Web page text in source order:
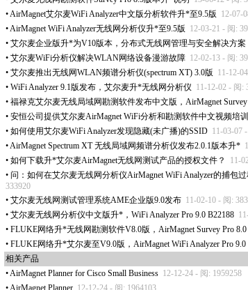
•AirMagnet艾尔麦WiFi Analyzer中文版分析软件升*至9.5版 12-07-
•AirMagnet WiFi Analyzer无线网分析仪升*至9.5版 12-03-21 - 阅:
• 艾尔麦企业版升*为V10版本，分布式无线网管理与安全解决方案
• 艾尔麦WiFi分析仪解决WLAN网络设备漫游故障 12-02-13 - 阅:
• 艾尔麦推出无线网WLAN频谱分析仪(spectrum XT) 3.0版 11-12-
• WiFi Analyzer 9.1版发布，艾尔麦升*无线网分析仪 11-12-02 - 阅:
• 福禄克艾尔麦无线局域网勘测软件发布中文版，AirMagnet Survey
• 安恒公司提供艾尔麦AirMagnet WiFi分析和勘测软件中文视频培
• 如何使用艾尔麦WiFi Analyzer发现隐藏(未广播)的SSID 11-03-07
•AirMagnet Spectrum XT 无线局域网频谱分析仪发布2.0.1版本升*
• 如何下载升*艾尔麦AirMagnet无线网测试产品的授权文件？
11-
• 问：如何在艾尔麦无线网分析仪AirMagnet WiFi Analyzer的捕包
333920
• 艾尔麦无线网测试管理系统AME企业版9.0发布 11-02-10 - 阅:
• 艾尔麦无线网分析仪中文版升* ，WiFi Analyzer Pro 9.0 B22188
• FLUKE网络升*无线网勘测软件V8.0版，AirMagnet Survey Pro 8.0
• FLUKE网络升*艾尔麦至V9.0版，AirMagnet WiFi Analyzer Pro 9.0
相关产品
•AirMagnet Planner for Cisco Small Business 12-12-24 - 阅: 1959258
• AirMagnet Planner 12-12-24 - 阅: 1964103